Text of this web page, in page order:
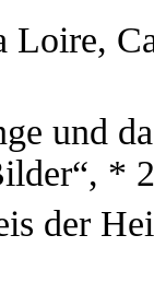
Loire,
und
*
der